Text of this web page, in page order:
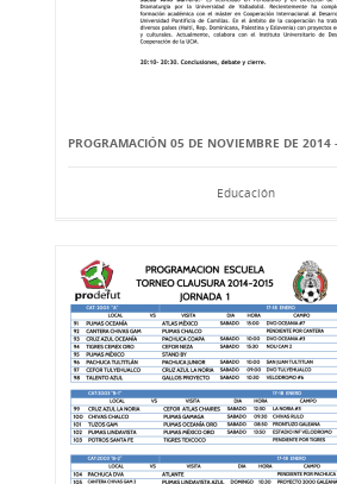
PROGRAMACIÓN 05 DE NOVIEMBRE DE 2014
Educación